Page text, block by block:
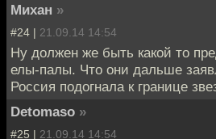
Михан »
#24 | 21.09.14 14:54
Ну должен же быть какой то
елы-палы. Что они дальше
Россия подогнала к границе
Detomaso »
#25 | 21.09.14 14:54